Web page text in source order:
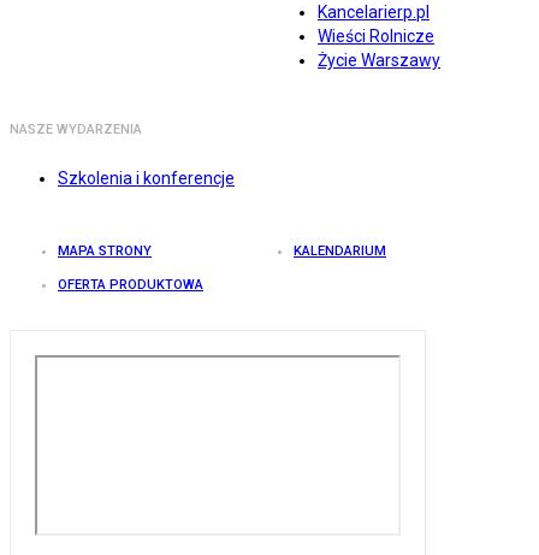
Kancelarierp.pl
Wieści Rolnicze
Życie Warszawy
NASZE WYDARZENIA
Szkolenia i konferencje
MAPA STRONY KALENDARIUM
OFERTA PRODUKTOWA